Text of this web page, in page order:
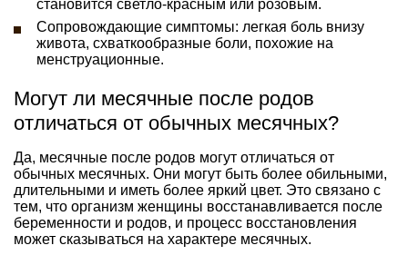
становится светло-красным или розовым.
Сопровождающие симптомы: легкая боль внизу
живота, схваткообразные боли, похожие на
менструационные.
Могут ли месячные после родов
отличаться от обычных месячных?
Да, месячные после родов могут отличаться от
обычных месячных. Они могут быть более обильными,
длительными и иметь более яркий цвет. Это связано с
тем, что организм женщины восстанавливается после
беременности и родов, и процесс восстановления
может сказываться на характере месячных.